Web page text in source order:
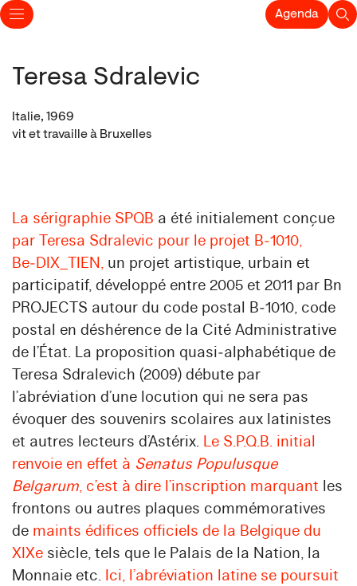
Agenda
Teresa Sdralevic
Italie, 1969
vit et travaille à Bruxelles
La sérigraphie SPQB a été initialement conçue
par Teresa Sdralevic pour le projet B‑1010,
Be‑DIX_TIEN, un projet artistique, urbain et
participatif, développé entre 2005 et 2011 par Bn
PROJECTS autour du code postal B‑1010, code
postal en déshérence de la Cité Administrative
de l’État. La proposition quasi‑alphabétique de
Teresa Sdralevich (2009) débute par
l’abréviation d’une locution qui ne sera pas
évoquer des souvenirs scolaires aux latinistes
et autres lecteurs d’Astérix. Le S.P.Q.B. initial
renvoie en effet à Senatus Populusque
Belgarum, c’est à dire l’inscription marquant les
frontons ou autres plaques commémoratives
de maints édifices officiels de la Belgique du
XIXe siècle, tels que le Palais de la Nation, la
Monnaie etc. Ici, l’abréviation latine se poursuit